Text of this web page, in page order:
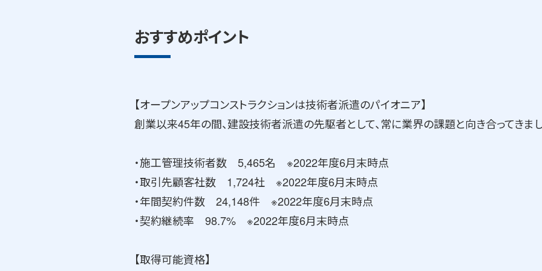
おすすめポイント
【オープンアップコンストラクションは技術者派遣のパイオニア】
創業以来45年の間、建設技術者派遣の先駆者として、常に業界の課題と向き合ってきまし
・施工管理技術者数 5,465名 ※2022年度6月末時点
・取引先顧客社数 1,724社 ※2022年度6月末時点
・年間契約件数 24,148件 ※2022年度6月末時点
・契約継続率 98.7% ※2022年度6月末時点
【取得可能資格】